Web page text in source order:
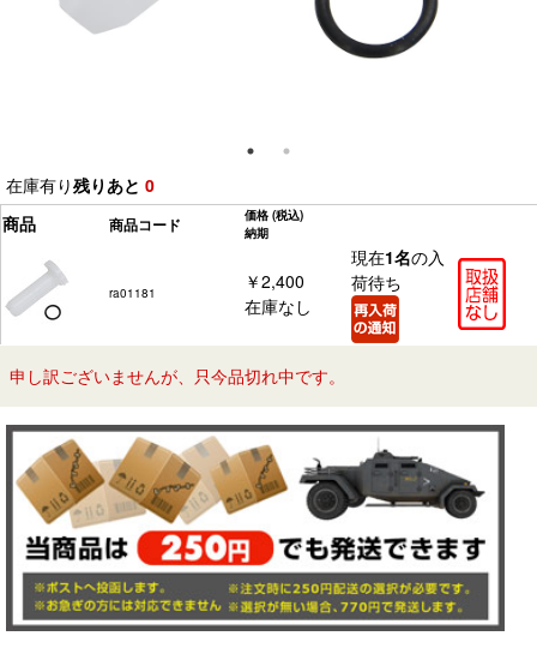
在庫有り残りあと 0
商品
商品コード 価格 (税込)
納期
ra01181
￥2,400
在庫なし
現在1名の入
荷待ち
申し訳ございませんが、只今品切れ中です。